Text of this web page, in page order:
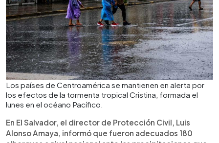
Los países de Centroamérica se mantienen en alerta por
los efectos de la tormenta tropical Cristina, formada el
lunes en el océano Pacífico.
En El Salvador, el director de Protección Civil, Luis
Alonso Amaya, informó que fueron adecuados 180